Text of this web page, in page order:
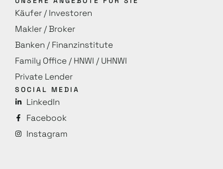
Käufer / Investoren
Makler / Broker
Banken / Finanzinstitute
Family Office / HNWI / UHNWI
Private Lender
SOCIAL MEDIA
LinkedIn
Facebook
Instagram